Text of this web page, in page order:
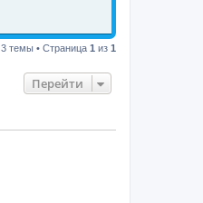
3 темы • Страница 1 из 1
Перейти